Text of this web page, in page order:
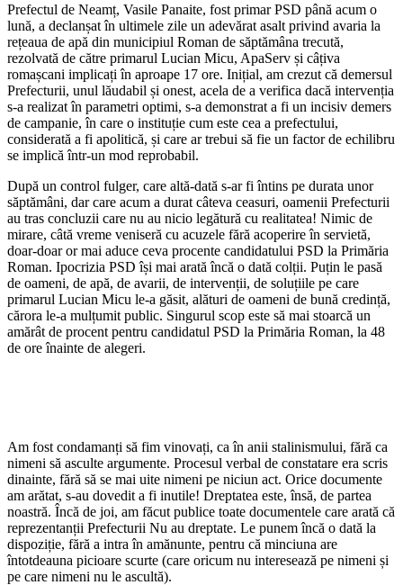
Prefectul de Neamț, Vasile Panaite, fost primar PSD până acum o
lună, a declanșat în ultimele zile un adevărat asalt privind avaria la
rețeaua de apă din municipiul Roman de săptămâna trecută,
rezolvată de către primarul Lucian Micu, ApaServ și câțiva
romașcani implicați în aproape 17 ore. Inițial, am crezut că demersul
Prefecturii, unul lăudabil și onest, acela de a verifica dacă intervenția
s-a realizat în parametri optimi, s-a demonstrat a fi un incisiv demers
de campanie, în care o instituție cum este cea a prefectului,
considerată a fi apolitică, și care ar trebui să fie un factor de echilibru
se implică într-un mod reprobabil.
După un control fulger, care altă-dată s-ar fi întins pe durata unor
săptămâni, dar care acum a durat câteva ceasuri, oamenii Prefecturii
au tras concluzii care nu au nicio legătură cu realitatea! Nimic de
mirare, câtă vreme veniseră cu acuzele fără acoperire în servietă,
doar-doar or mai aduce ceva procente candidatului PSD la Primăria
Roman. Ipocrizia PSD își mai arată încă o dată colții. Puțin le pasă
de oameni, de apă, de avarii, de intervenții, de soluțiile pe care
primarul Lucian Micu le-a găsit, alături de oameni de bună credință,
cărora le-a mulțumit public. Singurul scop este să mai stoarcă un
amărât de procent pentru candidatul PSD la Primăria Roman, la 48
de ore înainte de alegeri.
Am fost condamanți să fim vinovați, ca în anii stalinismului, fără ca
nimeni să asculte argumente. Procesul verbal de constatare era scris
dinainte, fără să se mai uite nimeni pe niciun act. Orice documente
am arătat, s-au dovedit a fi inutile! Dreptatea este, însă, de partea
noastră. Încă de joi, am făcut publice toate documentele care arată că
reprezentanții Prefecturii Nu au dreptate. Le punem încă o dată la
dispoziție, fără a intra în amănunte, pentru că minciuna are
întotdeauna picioare scurte (care oricum nu interesează pe nimeni și
pe care nimeni nu le ascultă).